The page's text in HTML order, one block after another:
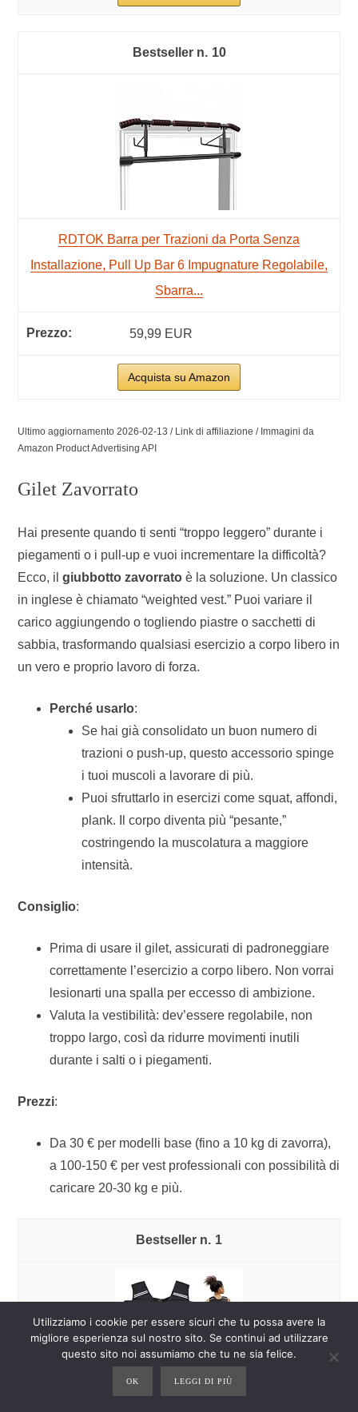
10
RDTOK Barra per Trazioni da Porta Senza
Installazione, Pull Up Bar 6 Impugnature Regolabile,
Sbarra...
59,99 EUR
Acquista su Amazon
Ultimo aggiornamento 2026-02-13 / Link di affiliazione / Immagini da
Amazon Product Advertising API
Gilet Zavorrato
Hai presente quando ti senti “troppo leggero” durante i
piegamenti o i pull-up e vuoi incrementare la difficoltà?
Ecco, ilgiubbotto zavorrato è la soluzione. Un classico
in inglese è chiamato “weighted vest.” Puoi variare il
carico aggiungendo o togliendo piastre o sacchetti di
sabbia, trasformando qualsiasi esercizio a corpo libero in
un vero e proprio lavoro di forza.
Perché usarlo:
Se hai già consolidato un buon numero di
trazioni o push-up, questo accessorio spinge
i tuoi muscoli a lavorare di più.
Puoi sfruttarlo in esercizi come squat, affondi,
plank. Il corpo diventa più “pesante,”
costringendo la muscolatura a maggiore
intensità.
Consiglio:
Prima di usare il gilet, assicurati di padroneggiare
correttamente l’esercizio a corpo libero. Non vorrai
lesionarti una spalla per eccesso di ambizione.
Valuta la vestibilità: dev’essere regolabile, non
troppo largo, così da ridurre movimenti inutili
durante i salti o i piegamenti.
Prezzi:
Da 30 € per modelli base (fino a 10 kg di zavorra),
a 100-150 € per vest professionali con possibilità di
caricare 20-30 kg e più.
1
Utilizziamo i cookie per essere sicuri che tu possa avere la
migliore esperienza sul nostro sito. Se continui ad utilizzare
questo sito noi assumiamo che tu ne sia felice.
OK LEGGI DI PIÙ